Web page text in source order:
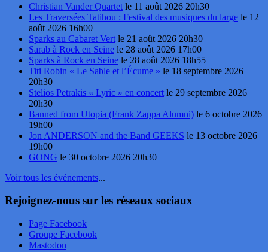
Christian Vander Quartet le 11 août 2026 20h30
Les Traversées Tatihou : Festival des musiques du large le 12
août 2026 16h00
Sparks au Cabaret Vert le 21 août 2026 20h30
Sarāb à Rock en Seine le 28 août 2026 17h00
Sparks à Rock en Seine le 28 août 2026 18h55
Titi Robin « Le Sable et l’Écume » le 18 septembre 2026
20h30
Stelios Petrakis « Lyric » en concert le 29 septembre 2026
20h30
Banned from Utopia (Frank Zappa Alumni) le 6 octobre 2026
19h00
Jon ANDERSON and the Band GEEKS le 13 octobre 2026
19h00
GONG le 30 octobre 2026 20h30
Voir tous les événements...
Rejoignez-nous sur les réseaux sociaux
Page Facebook
Groupe Facebook
Mastodon